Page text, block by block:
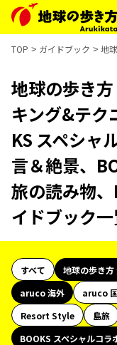
TOP ガイドブック 地
地球の歩き
キング&テク
KS スペシャ
言＆絶景、
旅の読み物
イドブック
すべて 地球の歩き方
aruco 海外
aruco
Resort Style
島旅
BOOKS スペシャルコラ